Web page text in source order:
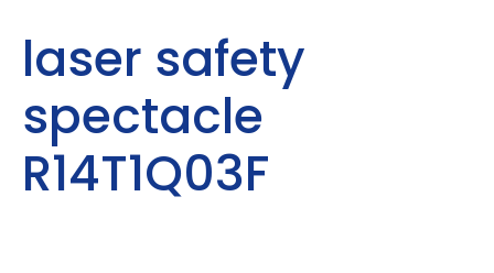
laser safety
spectacle
R14T1Q03F